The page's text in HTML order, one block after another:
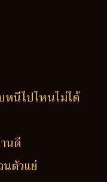
หนีไปไหนไม่ได้
นดี
นตัวแย่